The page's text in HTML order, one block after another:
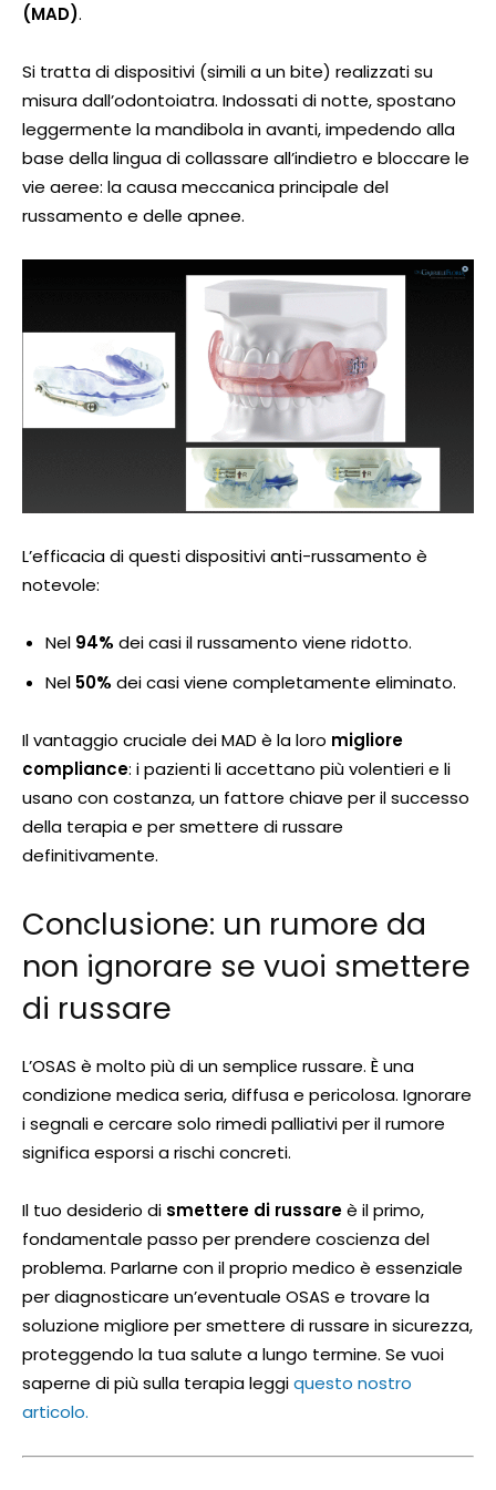
(MAD).
Si tratta di dispositivi (simili a un bite) realizzati su
misura dall’odontoiatra. Indossati di notte, spostano
leggermente la mandibola in avanti, impedendo alla
base della lingua di collassare all’indietro e bloccare le
vie aeree: la causa meccanica principale del
russamento e delle apnee.
L’efficacia di questi dispositivi anti-russamento è
notevole:
Nel 94% dei casi il russamento viene ridotto.
Nel 50% dei casi viene completamente eliminato.
Il vantaggio cruciale dei MAD è la loro migliore
compliance: i pazienti li accettano più volentieri e li
usano con costanza, un fattore chiave per il successo
della terapia e per smettere di russare
definitivamente.
Conclusione: un rumore da
non ignorare se vuoi smettere
di russare
L’OSAS è molto più di un semplice russare. È una
condizione medica seria, diffusa e pericolosa. Ignorare
i segnali e cercare solo rimedi palliativi per il rumore
significa esporsi a rischi concreti.
Il tuo desiderio di smettere di russareè il primo,
fondamentale passo per prendere coscienza del
problema. Parlarne con il proprio medico è essenziale
per diagnosticare un’eventuale OSAS e trovare la
soluzione migliore per smettere di russare in sicurezza,
proteggendo la tua salute a lungo termine. Se vuoi
saperne di più sulla terapia leggiquesto nostro
articolo.